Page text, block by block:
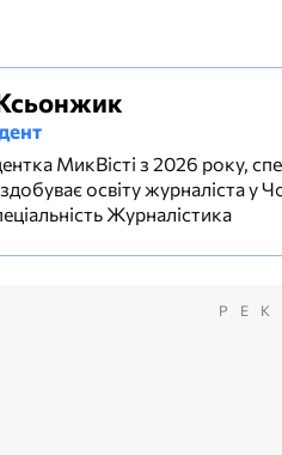
МикВісті з 2026 року,
освіту журналіста у
Журналістика